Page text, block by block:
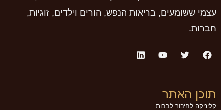
עצמי ששומעים, בריאות הנפש, הורים וילדים, זוגיות,
חברות.
תוכן האתר
קליניקה לחיבור לבבות